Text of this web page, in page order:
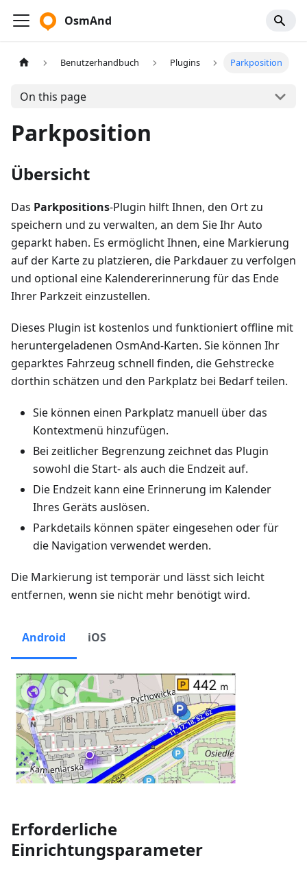
OsmAnd
Benutzerhandbuch Plugins Parkposition
On this page
Parkposition
Übersicht
Das Parkpositions-Plugin hilft Ihnen, den Ort zu
speichern und zu verwalten, an dem Sie Ihr Auto
geparkt haben. Es ermöglicht Ihnen, eine Markierung
auf der Karte zu platzieren, die Parkdauer zu verfolgen
und optional eine Kalendererinnerung für das Ende
Ihrer Parkzeit einzustellen.
Dieses Plugin ist kostenlos und funktioniert offline mit
heruntergeladenen OsmAnd-Karten. Sie können Ihr
geparktes Fahrzeug schnell finden, die Gehstrecke
dorthin schätzen und den Parkplatz bei Bedarf teilen.
Sie können einen Parkplatz manuell über das
Kontextmenü hinzufügen.
Bei zeitlicher Begrenzung zeichnet das Plugin
sowohl die Start- als auch die Endzeit auf.
Die Endzeit kann eine Erinnerung im Kalender
Ihres Geräts auslösen.
Parkdetails können später eingesehen oder für
die Navigation verwendet werden.
Die Markierung ist temporär und lässt sich leicht
entfernen, wenn sie nicht mehr benötigt wird.
Android iOS
Erforderliche
Einrichtungsparameter